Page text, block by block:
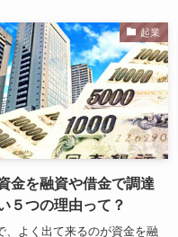
起業
金を融資や借金で調達
５つの理由って？
、よく出て来るのが資金を融